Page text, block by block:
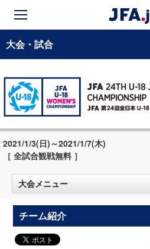
大会・試合
2021/1/3(日)～2021/1/7(木)
［ 全試合観戦無料 ］
大会メニュー
チーム紹介